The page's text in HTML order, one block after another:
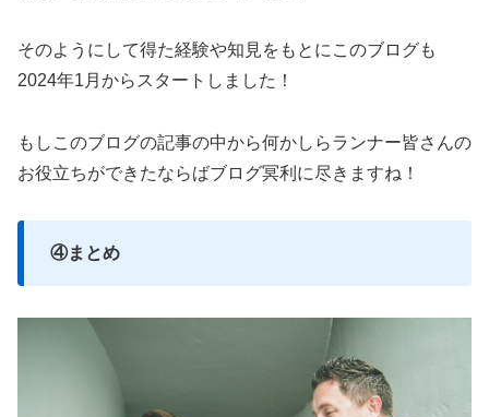
そのようにして得た経験や知見をもとにこのブログも
2024年1月からスタートしました！
もしこのブログの記事の中から何かしらランナー皆さんの
お役立ちができたならばブログ冥利に尽きますね！
④まとめ